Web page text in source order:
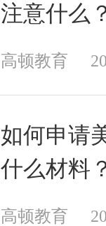
注意什么
高顿教育
如何申请
什么材料
高顿教育